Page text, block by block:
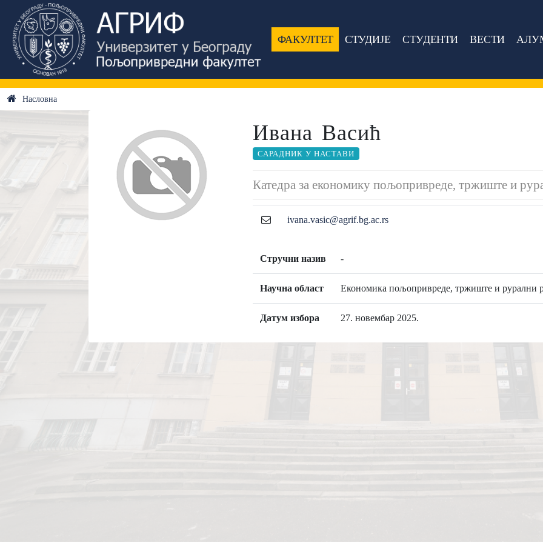
ФАКУЛТЕТ СТУДИЈЕ СТУДЕНТИ ВЕСТИ
Насловна
Ивана Васић
САРАДНИК У НАСТАВИ
Катедра за економику пољопривреде, тржиште и
ivana.vasic@agrif.bg.ac.rs
Стручни назив -
Научна област Економика пољопривреде, тржиште и рурални
Датум избора 27. новембар 2025.